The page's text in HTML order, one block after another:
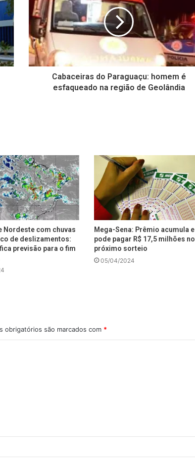
Cabaceiras do Paraguaçu: homem é
esfaqueado na região de Geolândia
Nordeste com chuvas
de deslizamentos:
previsão para o fim
Mega-Sena: Prêmio acumula e
pode pagar R$ 17,5 milhões no
próximo sorteio
05/04/2024
obrigatórios são marcados com *